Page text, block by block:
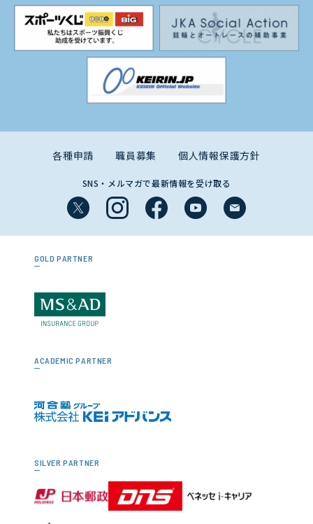
各種申請 職員募集 個人情報保護方針
SNS・メルマガで最新情報を受け取る
GOLD PARTNER
ACADEMIC PARTNER
SILVER PARTNER